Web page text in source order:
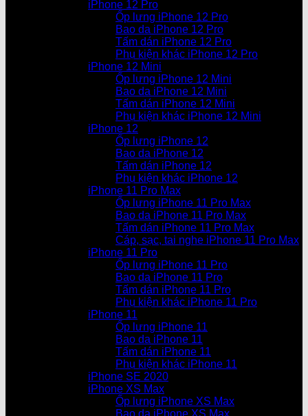
iPhone 12 Pro
Ốp lưng iPhone 12 Pro
Bao da iPhone 12 Pro
Tấm dán iPhone 12 Pro
Phụ kiện khác iPhone 12 Pro
iPhone 12 Mini
Ốp lưng iPhone 12 Mini
Bao da iPhone 12 Mini
Tấm dán iPhone 12 Mini
Phụ kiện khác iPhone 12 Mini
iPhone 12
Ốp lưng iPhone 12
Bao da iPhone 12
Tấm dán iPhone 12
Phụ kiện khác iPhone 12
iPhone 11 Pro Max
Ốp lưng iPhone 11 Pro Max
Bao da iPhone 11 Pro Max
Tấm dán iPhone 11 Pro Max
Cáp, sạc, tai nghe iPhone 11 Pro Max
iPhone 11 Pro
Ốp lưng iPhone 11 Pro
Bao da iPhone 11 Pro
Tấm dán iPhone 11 Pro
Phụ kiện khác iPhone 11 Pro
iPhone 11
Ốp lưng iPhone 11
Bao da iPhone 11
Tấm dán iPhone 11
Phụ kiện khác iPhone 11
iPhone SE 2020
iPhone XS Max
Ốp lưng iPhone XS Max
Bao da iPhone XS Max